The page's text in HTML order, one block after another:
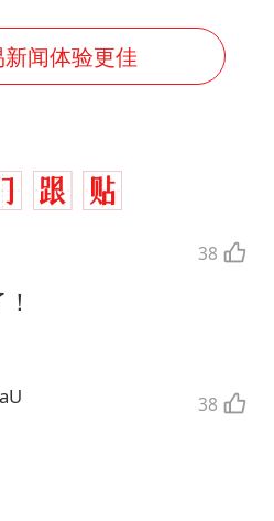
闻体验更佳
38
38